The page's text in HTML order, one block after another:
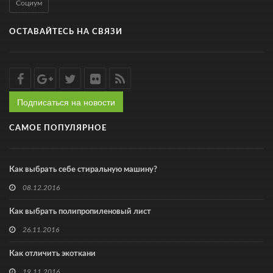
Социум
ОСТАВАЙТЕСЬ НА СВЯЗИ
Подписаться на новости
САМОЕ ПОПУЛЯРНОЕ
Как выбрать себе стиральную машину?
08.12.2016
Как выбрать полипропиленовый лист
26.11.2016
Как отличить экоткани